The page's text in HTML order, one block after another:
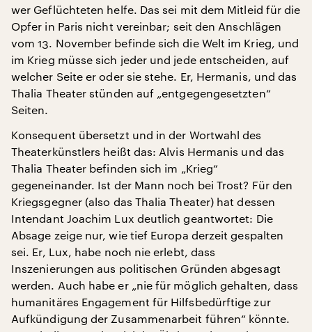
wer Geflüchteten helfe. Das sei mit dem Mitleid für die
Opfer in Paris nicht vereinbar; seit den Anschlägen
vom 13. November befinde sich die Welt im Krieg, und
im Krieg müsse sich jeder und jede entscheiden, auf
welcher Seite er oder sie stehe. Er, Hermanis, und das
Thalia Theater stünden auf „entgegengesetzten“
Seiten.
Konsequent übersetzt und in der Wortwahl des
Theaterkünstlers heißt das: Alvis Hermanis und das
Thalia Theater befinden sich im „Krieg“
gegeneinander. Ist der Mann noch bei Trost? Für den
Kriegsgegner (also das Thalia Theater) hat dessen
Intendant Joachim Lux deutlich geantwortet: Die
Absage zeige nur, wie tief Europa derzeit gespalten
sei. Er, Lux, habe noch nie erlebt, dass
Inszenierungen aus politischen Gründen abgesagt
werden. Auch habe er „nie für möglich gehalten, dass
humanitäres Engagement für Hilfsbedürftige zur
Aufkündigung der Zusammenarbeit führen“ könnte.